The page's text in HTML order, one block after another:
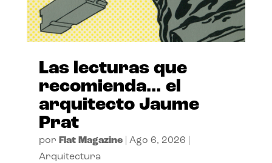
Las lecturas que
recomienda… el
arquitecto Jaume
Prat
por Flat Magazine| Ago 6, 2026
Arquitectura